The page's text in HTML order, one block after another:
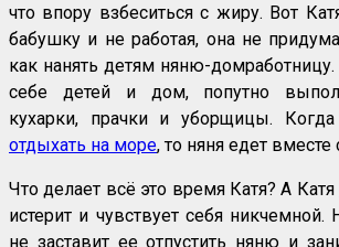
что впору взбеситься с жиру. Вот
бабушку и не работая, она не
как нанять детям няню-
себе детей и дом, попутно
кухарки, прачки и уборщицы.
отдыхать на море, то няня едет вместе
Что делает всё это время Катя? А Катя
истерит и чувствует себя никчемной.
не заставит ее отпустить няню и